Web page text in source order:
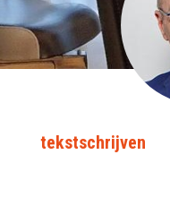
tekstschrijven